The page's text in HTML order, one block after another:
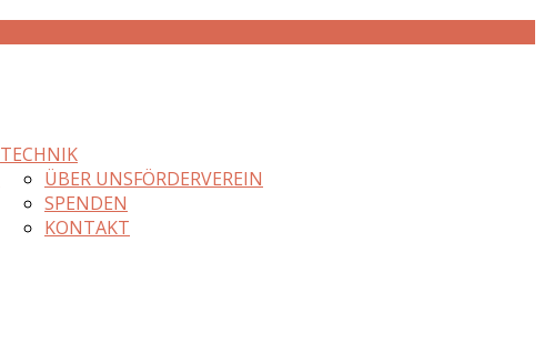
TECHNIK
FÖRDERVEREIN
ÜBER UNS
SPENDEN
KONTAKT